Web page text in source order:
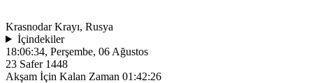
Krasnodar Krayı, Rusya
İçindekiler
18:06:34, Perşembe, 06 Ağustos
23 Safer 1448
Akşam İçin Kalan Zaman 01:42:26